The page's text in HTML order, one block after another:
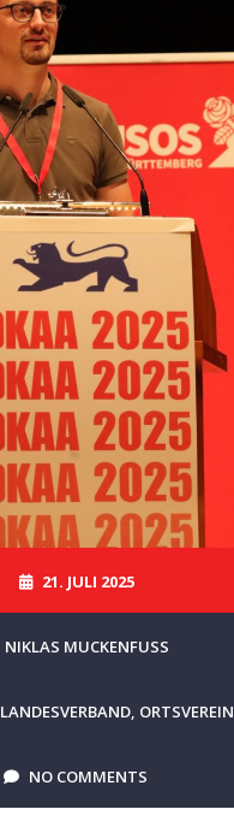
21. JULI 2025
NIKLAS MUCKENFUSS
LANDESVERBAND, ORTSVEREIN
NO COMMENTS